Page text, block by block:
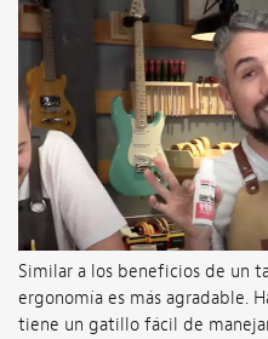
Similar a los beneficios de un
ergonomía es más agradable.
tiene un gatillo fácil de